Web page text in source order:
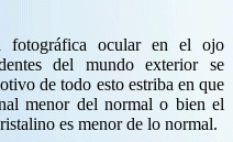
fotográfica ocular en el ojo
del mundo exterior se
de todo esto estriba en que
menor del normal o bien el
es menor de lo normal.